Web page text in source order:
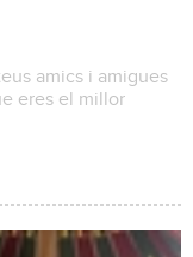
amics i amigues
eres el millor